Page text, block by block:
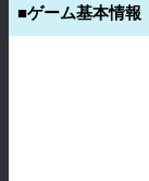
■ゲーム基本情報